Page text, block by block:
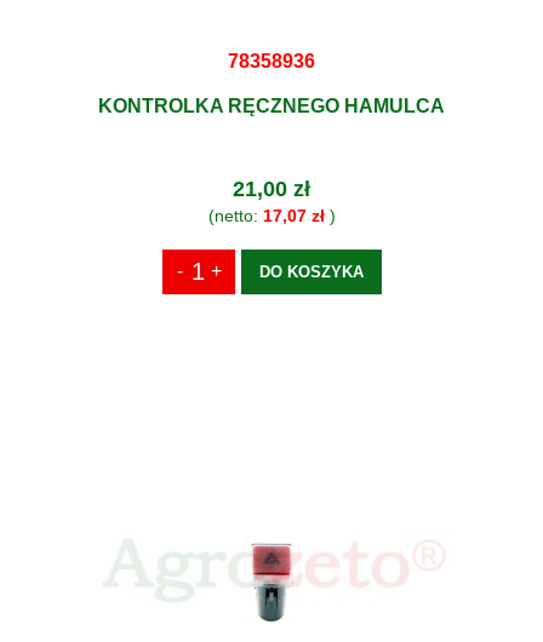
78358936
KONTROLKA RĘCZNEGO HAMULCA
21,00 zł
(netto: 17,07 zł)
DO KOSZYKA